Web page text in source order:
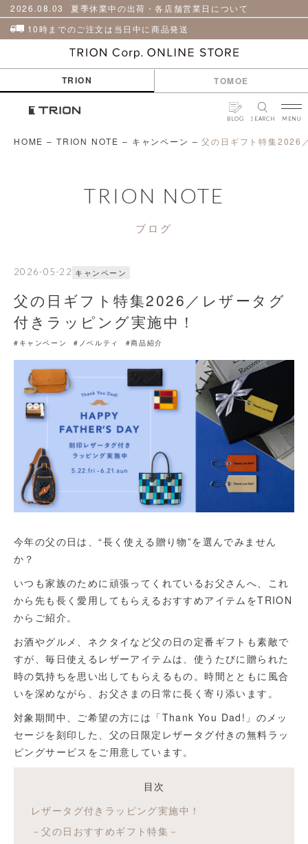
2026.08.03
夏季休業中の出荷・各店舗営業日について
10時までのご注文は当日中に商品発送
TRION TOMOE
BLOG SEARCH MENU
革
小
物
ア
品
HOME – TRION NOTE – キャンペーン – 父の日ギフト特集2026
TRION NOTE
ブログ
2026-05-22 キャンペーン
父の日ギフト特集2026／レザータグ
付きラッピング実施中！
#キャンペーン #ノベルティ #商品紹介
今年の父の日は、“長く使える贈り物”を選んでみません
か？
いつも家族のために頑張ってくれているお父さんへ、これ
から先も長く愛用してもらえるおすすめアイテムをTRION
からご紹介。
お酒やグルメ、ネクタイなど父の日の定番ギフトも素敵で
すが、毎日使えるレザーアイテムは、使うたびに贈られた
時の気持ちを思い出してもらえるもの。時間とともに風合
いを深めながら、お父さまの日常に長く寄り添います。
対象期間中、ご希望の方には「Thank You Dad!」のメッ
セージを刻印した、父の日限定レザータグ付きの無料ラッ
ピングサービスをご用意しています。
目次
レザータグ付きラッピング実施中！
－父の日おすすめギフト特集－